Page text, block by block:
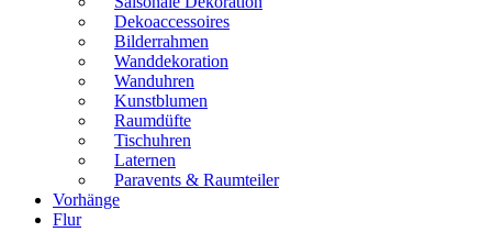
Dekoaccessoires
Bilderrahmen
Wanddekoration
Wanduhren
Kunstblumen
Raumdüfte
Tischuhren
Laternen
Paravents & Raumteiler
Vorhänge
Flur